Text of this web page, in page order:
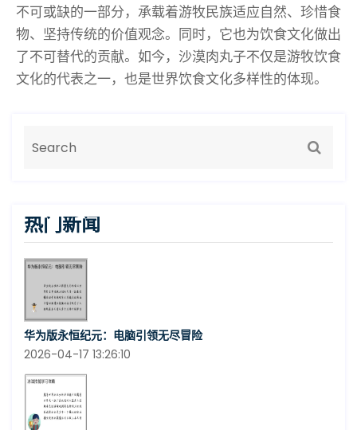
不可或缺的一部分，承载着游牧民族适应自然、珍惜食
物、坚持传统的价值观念。同时，它也为饮食文化做出
了不可替代的贡献。如今，沙漠肉丸子不仅是游牧饮食
文化的代表之一，也是世界饮食文化多样性的体现。
热门新闻
华为版永恒纪元：电脑引领无尽冒险
2026-04-17 13:26:10